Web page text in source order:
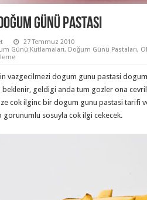
Günü Pastası
27 Temmuz 2010
Günü Kutlamaları, Doğum Günü Pastaları,
vazgecilmezi dogum gunu pastasi
geldigi anda tum gozler ona
cok ilginc bir dogum gunu pastasi tarifi
gorunumlu sosuyla cok ilgi cekecek.